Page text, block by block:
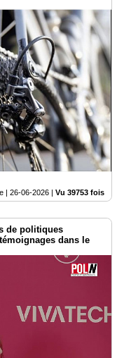
| 26-06-2026 Vu 39753 fois
de politiques
dans le